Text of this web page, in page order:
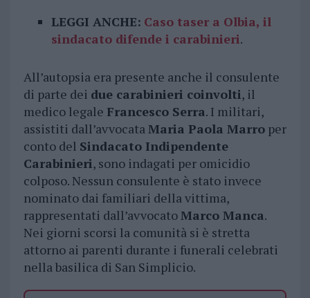
LEGGI ANCHE: Caso taser a Olbia, il
sindacato difende i carabinieri.
All’autopsia era presente anche il consulente
di parte dei due carabinieri coinvolti, il
medico legale Francesco Serra. I militari,
assistiti dall’avvocataMaria Paola Marroper
conto del Sindacato Indipendente
Carabinieri, sono indagati per omicidio
colposo. Nessun consulente è stato invece
nominato dai familiari della vittima,
rappresentati dall’avvocatoMarco Manca.
Nei giorni scorsi la comunità si è stretta
attorno ai parenti durante i funerali celebrati
nella basilica di San Simplicio.